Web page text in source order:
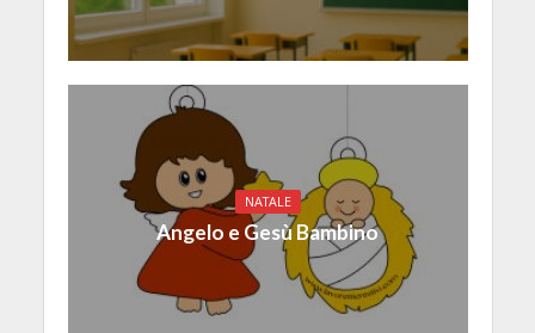
NATALE
Angelo e Gesù Bambino